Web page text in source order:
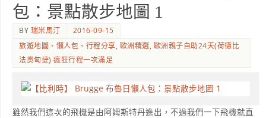
包：景點散步地圖 1
BY 瑞米馬汀
2016-09-15
旅遊地圖、懶人包、行程分享, 歐洲精選, 歐洲親子自助24天(荷德比
法奧匈捷) 瘋狂行程一次滿足
雖然我們這次的飛機是由阿姆斯特丹進出，不過我們一下飛機就直